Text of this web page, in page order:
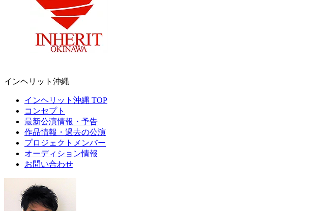
インヘリット沖縄
インヘリット沖縄 TOP
コンセプト
最新公演情報・予告
作品情報・過去の公演
プロジェクトメンバー
オーディション情報
お問い合わせ